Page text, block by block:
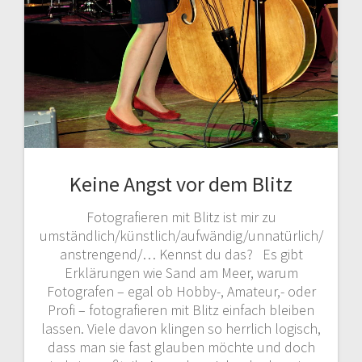
Keine Angst vor dem Blitz
Fotografieren mit Blitz ist mir zu
umständlich/künstlich/aufwändig/unnatürlich/
anstrengend/… Kennst du das? Es gibt
Erklärungen wie Sand am Meer, warum
Fotografen – egal ob Hobby-, Amateur,- oder
Profi – fotografieren mit Blitz einfach bleiben
lassen. Viele davon klingen so herrlich logisch,
dass man sie fast glauben möchte und doch